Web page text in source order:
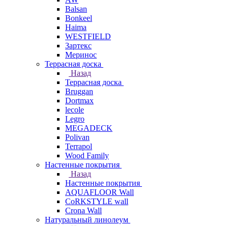
Balsan
Bonkeel
Haima
WESTFIELD
Зартекс
Меринос
Террасная доска
Назад
Террасная доска
Bruggan
Dortmax
lecole
Legro
MEGADECK
Polivan
Terrapol
Wood Family
Настенные покрытия
Назад
Настенные покрытия
AQUAFLOOR Wall
CoRKSTYLE wall
Crona Wall
Натуральный линолеум